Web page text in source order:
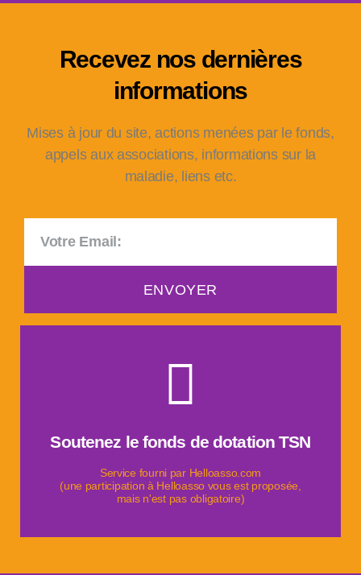
Recevez nos dernières
informations
Mises à jour du site, actions menées par le fonds,
appels aux associations, informations sur la
maladie, liens etc.
ENVOYER
Soutenez le fonds de dotation TSN
Service fourni par Helloasso.com
(une participation à Helloasso vous est proposée,
mais n'est pas obligatoire)
aider la recherche contre le cancer du pancréas.